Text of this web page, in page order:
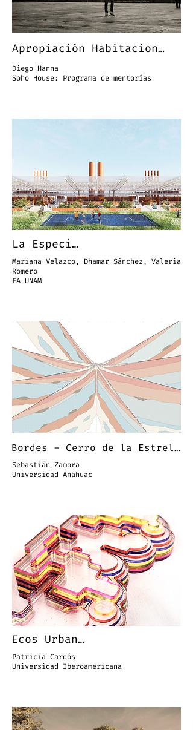
Apropiación Habitacional
Diego Hanna
Soho House: Programa de mentorías
La Especial
Mariana Velazco, Dhamar Sánchez, Valeria
Romero
FA UNAM
Bordes - Cerro de la Estrella
Sebastián Zamora
Universidad Anáhuac
Ecos Urbanos
Patricia Cardós
Universidad Iberoamericana